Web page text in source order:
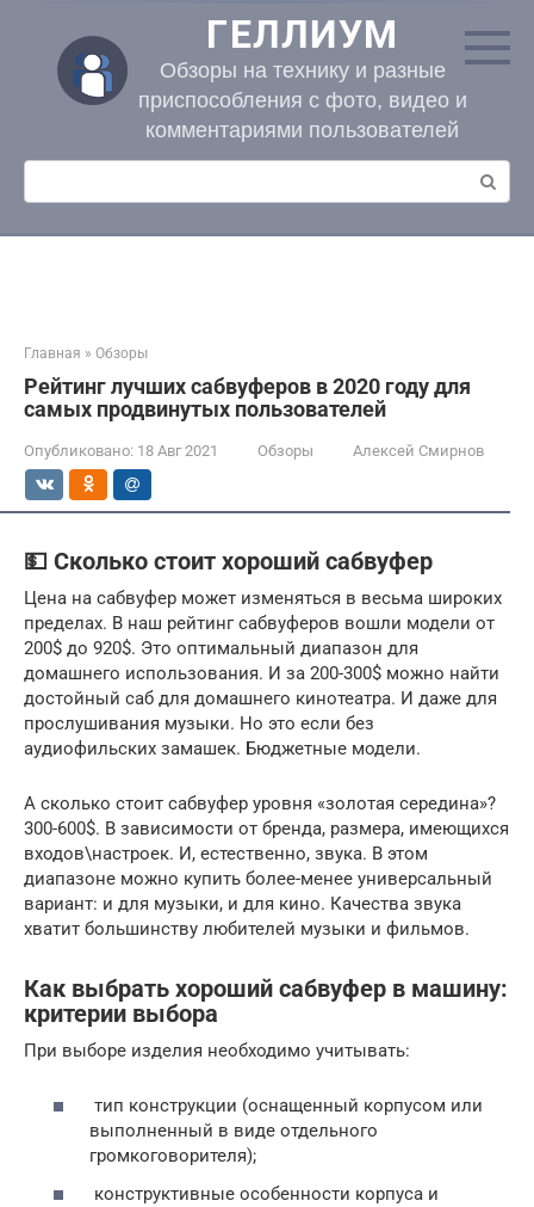
контенту
ГЕЛЛИУМ
Обзоры на технику и разные
приспособления с фото, видео и
комментариями пользователей
Поиск:
Главная » Обзоры
Рейтинг лучших сабвуферов в 2020 году для
самых продвинутых пользователей
Опубликовано: 18 Авг 2021 Обзоры Алексей Смирнов
💵 Сколько стоит хороший сабвуфер
Цена на сабвуфер может изменяться в весьма широких
пределах. В наш рейтинг сабвуферов вошли модели от
200$ до 920$. Это оптимальный диапазон для
домашнего использования. И за 200-300$ можно найти
достойный саб для домашнего кинотеатра. И даже для
прослушивания музыки. Но это если без
аудиофильских замашек. Бюджетные модели.
А сколько стоит сабвуфер уровня «золотая середина»?
300-600$. В зависимости от бренда, размера, имеющихся
входов\настроек. И, естественно, звука. В этом
диапазоне можно купить более-менее универсальный
вариант: и для музыки, и для кино. Качества звука
хватит большинству любителей музыки и фильмов.
Как выбрать хороший сабвуфер в машину:
критерии выбора
При выборе изделия необходимо учитывать:
тип конструкции (оснащенный корпусом или
выполненный в виде отдельного
громкоговорителя);
конструктивные особенности корпуса и